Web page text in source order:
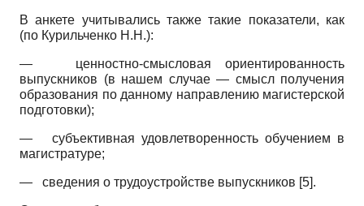
В анкете учитывались также такие показатели, как
(по Курильченко Н.Н.):
— ценностно-смысловая ориентированность
выпускников (в нашем случае — смысл получения
образования по данному направлению магистерской
подготовки);
— субъективная удовлетворенность обучением в
магистратуре;
— сведения о трудоустройстве выпускников [5].